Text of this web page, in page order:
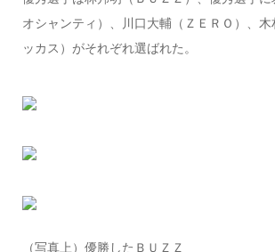
オシャンティ）、川口大輔（ＺＥＲＯ）、木
ッカス）がそれぞれ選ばれた。
（写真上）優勝したＢＵＺＺ